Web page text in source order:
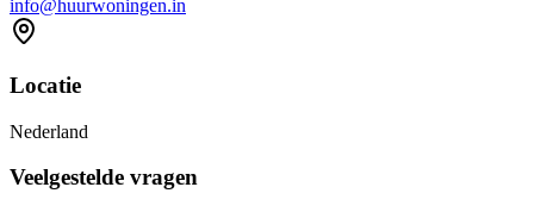
info@huurwoningen.in
Locatie
Nederland
Veelgestelde vragen